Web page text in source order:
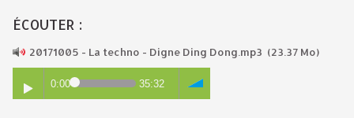
ÉCOUTER :
20171005 - La techno - Digne Ding Dong.mp3 (23.37 Mo)
0:00 35:32